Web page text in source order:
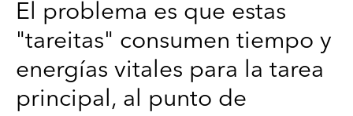
El problema es que estas
"tareitas" consumen tiempo y
energías vitales para la tarea
principal, al punto de